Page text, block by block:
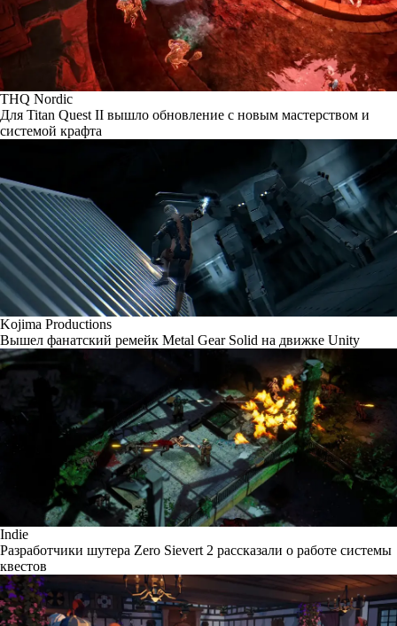
THQ Nordic
Для Titan Quest II вышло обновление с новым мастерством и
системой крафта
Kojima Productions
Вышел фанатский ремейк Metal Gear Solid на движке Unity
Indie
Разработчики шутера Zero Sievert 2 рассказали о работе системы
квестов